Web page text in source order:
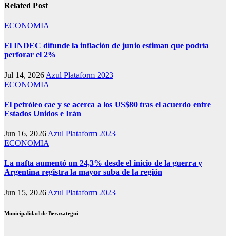
Related Post
ECONOMIA
El INDEC difunde la inflación de junio estiman que podría
perforar el 2%
Jul 14, 2026 Azul Plataform 2023
ECONOMIA
El petróleo cae y se acerca a los US$80 tras el acuerdo entre
Estados Unidos e Irán
Jun 16, 2026 Azul Plataform 2023
ECONOMIA
La nafta aumentó un 24,3% desde el inicio de la guerra y
Argentina registra la mayor suba de la región
Jun 15, 2026 Azul Plataform 2023
Municipalidad de Berazategui